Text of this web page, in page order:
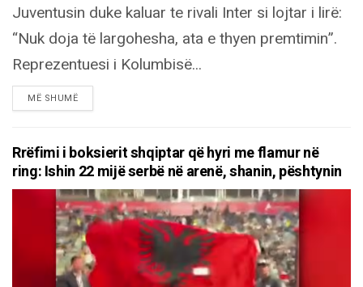
Juventusin duke kaluar te rivali Inter si lojtar i lirë:
“Nuk doja të largohesha, ata e thyen premtimin”.
Reprezentuesi i Kolumbisë...
MË SHUMËDETAILS
Rrëfimi i boksierit shqiptar që hyri me flamur në
ring: Ishin 22 mijë serbë në arenë, shanin, pështynin